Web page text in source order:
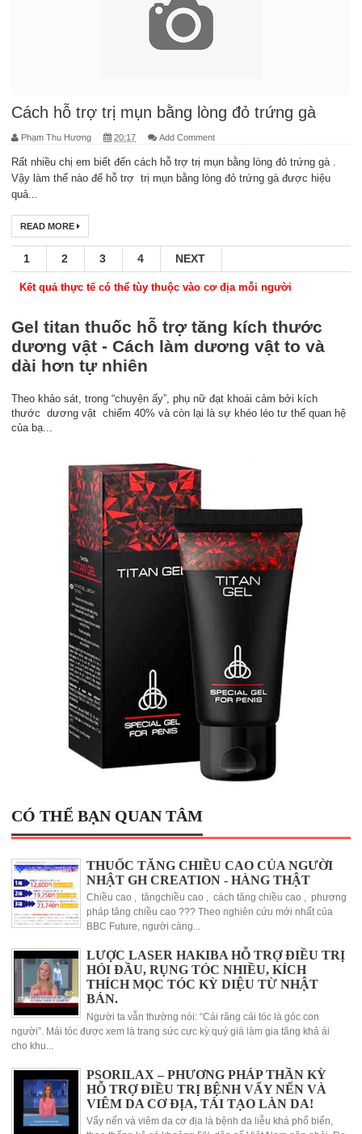
Cách hỗ trợ trị mụn bằng lòng đỏ trứng gà
Phạm Thu Hương 20:17 Add Comment
Rất nhiều chị em biết đến cách hỗ trợ trị mụn bằng lòng đỏ trứng gà .
Vậy làm thế nào để hỗ trợ trị mụn bằng lòng đỏ trứng gà được hiệu
quả...
READ MORE
1 2 3 4 NEXT
Kết quả thực tế có thể tùy thuộc vào cơ địa mỗi người
Gel titan thuốc hỗ trợ tăng kích thước
dương vật - Cách làm dương vật to và
dài hơn tự nhiên
Theo khảo sát, trong “chuyện ấy”, phụ nữ đạt khoái cảm bởi kích
thước dương vật chiếm 40% và còn lại là sự khéo léo tư thế quan hệ
của bạ...
CÓ THỂ BẠN QUAN TÂM
THUỐC TĂNG CHIỀU CAO CỦA NGƯỜI
NHẬT GH CREATION - HÀNG THẬT
Chiều cao , tăngchiều cao , cách tăng chiều cao , phương
pháp tăng chiều cao ??? Theo nghiên cứu mới nhất của
BBC Future, người càng...
LƯỢC LASER HAKIBA HỖ TRỢ ĐIỀU TRỊ
HÓI ĐẦU, RỤNG TÓC NHIỀU, KÍCH
THÍCH MỌC TÓC KỲ DIỆU TỪ NHẬT
BẢN.
Người ta vẫn thường nói: “Cái răng cái tóc là góc con
người”. Mái tóc được xem là trang sức cực kỳ quý giá làm gia tăng khả ái
cho khu...
PSORILAX – PHƯƠNG PHÁP THẦN KỲ
HỖ TRỢ ĐIỀU TRỊ BỆNH VẨY NẾN VÀ
VIÊM DA CƠ ĐỊA, TÁI TẠO LÀN DA!
Vẩy nến và viêm da cơ địa là bệnh da liễu khá phổ biến,